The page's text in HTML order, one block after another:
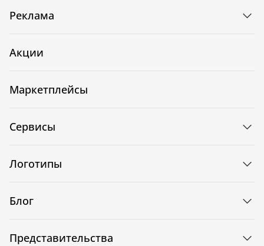
Реклама
Акции
Маркетплейсы
Сервисы
Логотипы
Блог
Представительства